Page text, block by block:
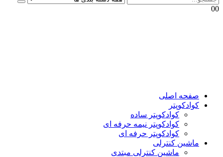
00
صفحه اصلی
کوادکوپتر
کوادکوپتر ساده
کوادکوپتر نیمه حرفه ای
کوادکوپتر حرفه ای
ماشین کنترلی
ماشین کنترلی مبتدی